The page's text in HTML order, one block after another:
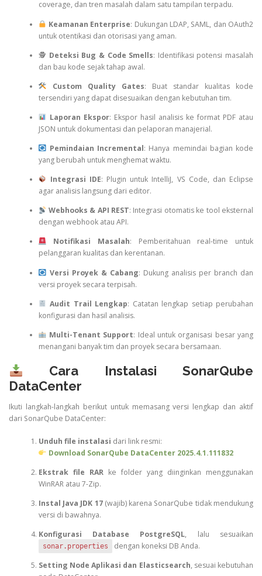
coverage, dan tren masalah dalam satu tampilan terpadu.
Keamanan Enterprise: Dukungan LDAP, SAML, dan OAuth2
untuk otentikasi dan otorisasi yang aman.
🕵️ Deteksi Bug & Code Smells: Identifikasi potensi masalah
dan bau kode sejak tahap awal.
Custom Quality Gates: Buat standar kualitas kode
tersendiri yang dapat disesuaikan dengan kebutuhan tim.
Laporan Ekspor: Ekspor hasil analisis ke format PDF atau
JSON untuk dokumentasi dan pelaporan manajerial.
Pemindaian Incremental: Hanya memindai bagian kode
yang berubah untuk menghemat waktu.
Integrasi IDE: Plugin untuk IntelliJ, VS Code, dan Eclipse
agar analisis langsung dari editor.
Webhooks & API REST: Integrasi otomatis ke tool eksternal
dengan webhook atau API.
Notifikasi Masalah: Pemberitahuan real-time untuk
pelanggaran kualitas dan kerentanan.
Versi Proyek & Cabang: Dukung analisis per branch dan
versi proyek secara terpisah.
Audit Trail Lengkap: Catatan lengkap setiap perubahan
konfigurasi dan hasil analisis.
Multi-Tenant Support: Ideal untuk organisasi besar yang
menangani banyak tim dan proyek secara bersamaan.
Cara Instalasi SonarQube
DataCenter
Ikuti langkah-langkah berikut untuk memasang versi lengkap dan aktif
dari SonarQube DataCenter:
Unduh file instalasi dari link resmi:
Download SonarQube DataCenter 2025.4.1.111832
Ekstrak file RARke folder yang diinginkan menggunakan
WinRAR atau 7-Zip.
Instal Java JDK 17(wajib) karena SonarQube tidak mendukung
versi di bawahnya.
Konfigurasi Database PostgreSQL, lalu sesuaikan
sonar.properties
dengan koneksi DB Anda.
Setting Node Aplikasi dan Elasticsearch, sesuai kebutuhan